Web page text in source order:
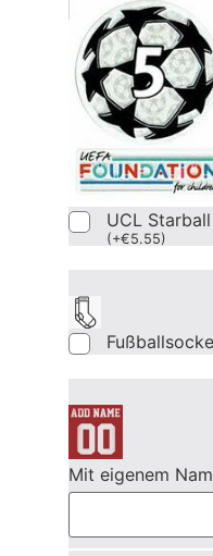
UCL
(+€5.55)
Mit eigenem